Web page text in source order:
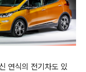
연식의 전기차도 있